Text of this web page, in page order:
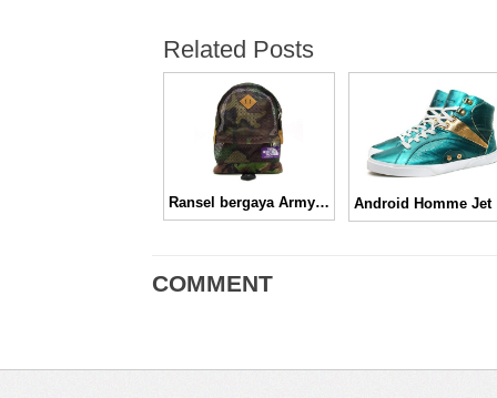
Related Posts
Ransel bergaya Army dari The North Face, Camouflage
COMMENT